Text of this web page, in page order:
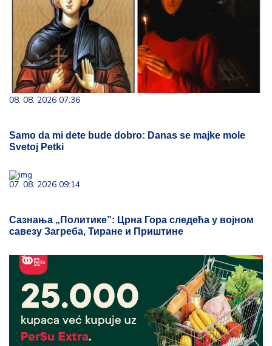
08. 08. 2026 07:36
Samo da mi dete bude dobro: Danas se majke mole
Svetoj Petki
07. 08. 2026 09:14
Сазнања „Политике”: Црна Гора следећа у војном
савезу Загреба, Тиране и Приштине